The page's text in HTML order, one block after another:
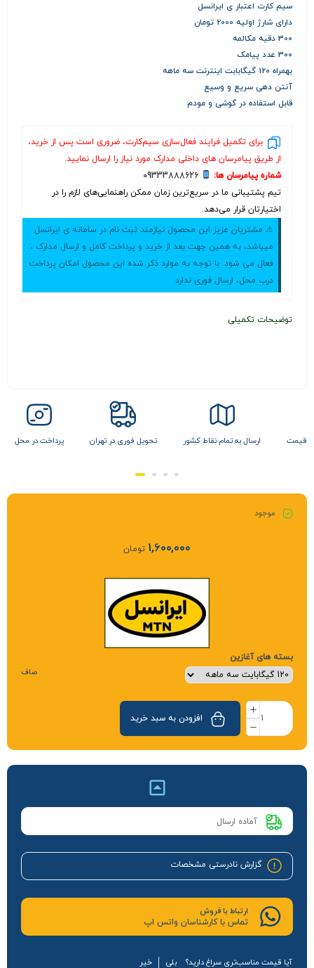
سیم کارت اعتبار ی ایرانسل
دارای شارژ اولیه 2000 تومان
300 دقیه مکالمه
300 عدد پیامک
بهمراه 120 گیگابابت اینترنت سه ماهه
آنتن دهی سریع و وسیع
قابل استفاده در گوشی و مودم
برای تکمیل فرایند فعال‌سازی سیم‌کارت، ضروری است پس از خرید،
از طریق پیامرسان های داخلی مدارک مورد نیاز را ارسال نمایید.
شماره پیامرسان ها:
09333888626
تیم پشتیبانی ما در سریع‌ترین زمان ممکن راهنمایی‌های لازم را در
اختیارتان قرار می‌دهد.
⚠ مشتریان عزیز این محصول نیازمند ثبت نام در سامانه ی ایرانسل
میباشد، به همین جهت بعد از خرید و پرداخت کامل و ارسال مدارک ،
فعال می شود. با توجه به موارد ذکر شده این محصول امکان پرداخت
درب محل، ارسال فوری ندارد
توضیحات تکمیلی
کشور تحویل فوری در تهران پرداخت در محل تضمین بهترین قیمت
موجود
1,600,000 تومان
بسته های آغازین
صاف
افزودن به سبد خرید
آماده ارسال
گزارش نادرستی مشخصات
ارتباط با فروش
تماس با کارشناسان واتس اپ
آیا قیمت مناسب‌تری سراغ دارید؟ بلی خیر